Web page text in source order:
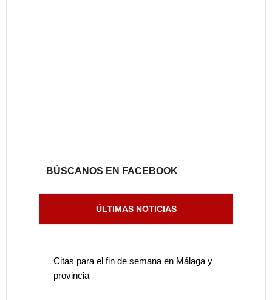
BÚSCANOS EN FACEBOOK
ÚLTIMAS NOTICIAS
Citas para el fin de semana en Málaga y
provincia